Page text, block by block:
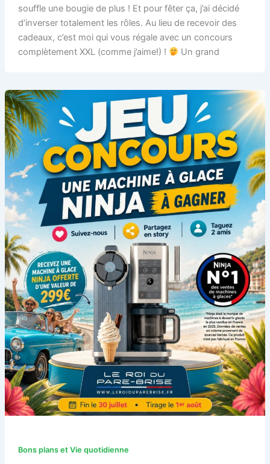
souffle une bougie de plus ! Et pour fêter ça, j’ai décidé
d’inverser totalement les rôles. Au lieu de recevoir des
cadeaux, c’est moi qui vous régale avec un concours
complètement XXL (comme j’aime!) !
Un grand
Bons plans et Vie quotidienne